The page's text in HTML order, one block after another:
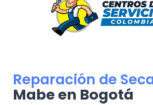
Reparación de
Mabe en Bogotá